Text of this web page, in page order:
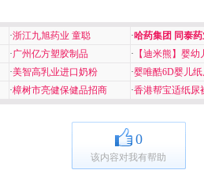
·浙江九旭药业 童聪 ·哈药集团 同泰
·广州亿方塑胶制品 · 【迪米熊】婴幼
·美智高乳业进口奶粉 ·婴唯酷6D婴儿
·樟树市亮健保健品招商 ·香港帮宝适纸尿
0
该内容对我有帮助